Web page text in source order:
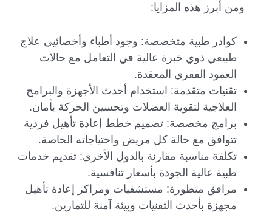
ومن أبرز هذه المزايا:
كوادر طبية متخصصة: وجود أطباء وأخصائيي علاج
طبيعي ذوي خبرة عالية في التعامل مع حالات
العمود الفقري المعقدة.
تقنيات متقدمة: استخدام أحدث الأجهزة والبرامج
العلاجية لتقوية العضلات وتحسين الحركة بأمان.
برامج مخصصة: تصميم خطط إعادة تأهيل فردية
تتوافق مع حالة كل مريض واحتياجاته الخاصة.
تكلفة مناسبة مقارنة بالدول الأخرى: تقديم خدمات
طبية عالية الجودة بأسعار تنافسية.
مرافق متطورة: مستشفيات ومراكز إعادة تأهيل
مجهزة بأحدث التقنيات وبيئة آمنة للتمارين.